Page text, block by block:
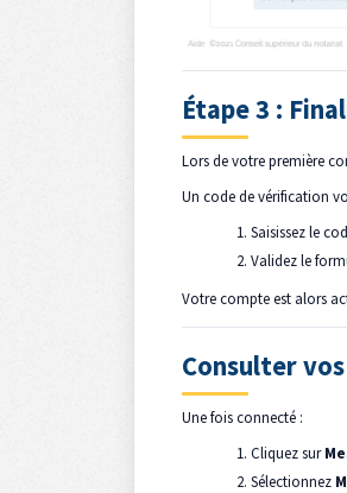
Étape 3 :
Lors de votre première
Un code de vérification
Saisissez le
Validez le
Votre compte est alors
Consulter
Une fois connecté :
Cliquez sur
Sélectionnez